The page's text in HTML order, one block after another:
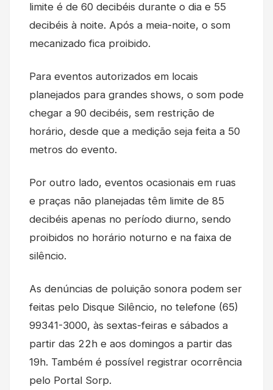
limite é de 60 decibéis durante o dia e 55
decibéis à noite. Após a meia-noite, o som
mecanizado fica proibido.
Para eventos autorizados em locais
planejados para grandes shows, o som pode
chegar a 90 decibéis, sem restrição de
horário, desde que a medição seja feita a 50
metros do evento.
Por outro lado, eventos ocasionais em ruas
e praças não planejadas têm limite de 85
decibéis apenas no período diurno, sendo
proibidos no horário noturno e na faixa de
silêncio.
As denúncias de poluição sonora podem ser
feitas pelo Disque Silêncio, no telefone (65)
99341-3000, às sextas-feiras e sábados a
partir das 22h e aos domingos a partir das
19h. Também é possível registrar ocorrência
pelo Portal Sorp.